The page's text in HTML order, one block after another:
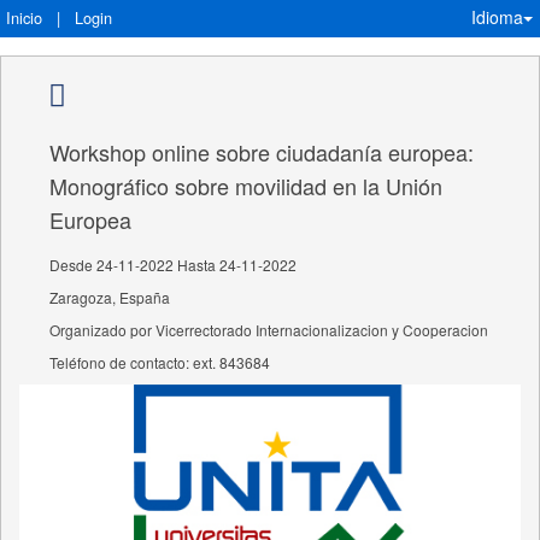
Inicio | Login Idioma
Workshop online sobre ciudadanía europea:
Monográfico sobre movilidad en la Unión
Europea
Desde 24-11-2022 Hasta 24-11-2022
Zaragoza, España
Organizado por Vicerrectorado Internacionalizacion y Cooperacion
Teléfono de contacto: ext. 843684